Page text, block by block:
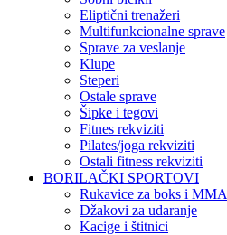
Eliptični trenažeri
Multifunkcionalne sprave
Sprave za veslanje
Klupe
Steperi
Ostale sprave
Šipke i tegovi
Fitnes rekviziti
Pilates/joga rekviziti
Ostali fitness rekviziti
BORILAČKI SPORTOVI
Rukavice za boks i MMA
Džakovi za udaranje
Kacige i štitnici